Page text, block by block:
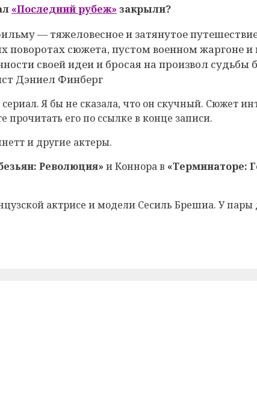
«Последний рубеж» закрыли?
— тяжеловесное и затянутое
поворотах сюжета, пустом военном
своей идеи и бросая на произвол судьбы
Дэниел Финберг
Я бы не сказала, что он скучный. Сюжет
его по ссылке в конце записи.
и другие актеры.
Революция» и Коннора в «Терминаторе:
актрисе и модели Сесиль Брешиа. У пары